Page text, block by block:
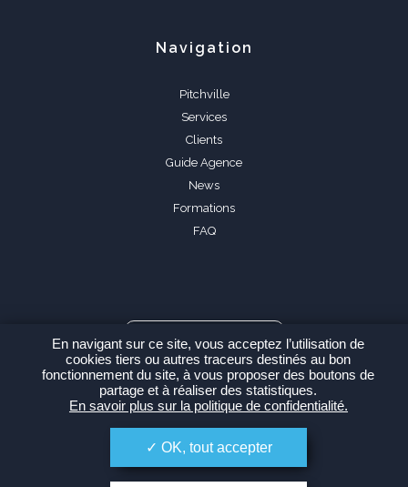
Navigation
Pitchville
Services
Clients
Guide Agence
News
Formations
FAQ
Espace Agence
Politique de confidentialité
En navigant sur ce site, vous acceptez l’utilisation de
cookies tiers ou autres traceurs destinés au bon
fonctionnement du site, à vous proposer des boutons de
partage et à réaliser des statistiques.
En savoir plus sur la politique de confidentialité.
OK, tout accepter